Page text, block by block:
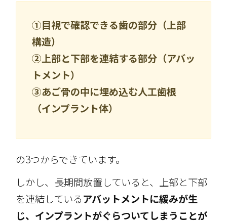
①目視で確認できる歯の部分（上部
構造）
②上部と下部を連結する部分（アバッ
トメント）
③あご骨の中に埋め込む人工歯根
（インプラント体）
の3つからできています。
しかし、長期間放置していると、上部と下部
を連結しているアバットメントに緩みが生
じ、インプラントがぐらついてしまうことが